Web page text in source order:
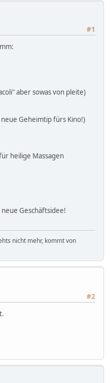
#1
aber sowas von pleite)
neue Geheimtip fürs Kino!)
heilige Massagen
Geschäftsidee!
nicht mehr, kommt von
#2